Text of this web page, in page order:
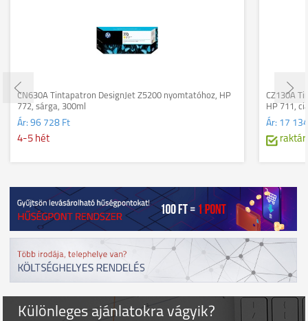
CN630A Tintapatron DesignJet Z5200 nyomtatóhoz, HP
772, sárga, 300ml
Ár: 96 728 Ft
4-5 hét
CZ130A
HP 711,
Ár: 17
Különleges ajánlatokra vágyik?